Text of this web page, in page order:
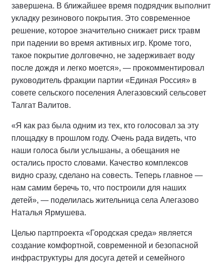
завершена. В ближайшее время подрядчик выполнит
укладку резинового покрытия. Это современное
решение, которое значительно снижает риск травм
при падении во время активных игр. Кроме того,
такое покрытие долговечно, не задерживает воду
после дождя и легко моется», — прокомментировал
руководитель фракции партии «Единая Россия» в
совете сельского поселения Алегазовский сельсовет
Талгат Валитов.
«Я как раз была одним из тех, кто голосовал за эту
площадку в прошлом году. Очень рада видеть, что
наши голоса были услышаны, а обещания не
остались просто словами. Качество комплексов
видно сразу, сделано на совесть. Теперь главное —
нам самим беречь то, что построили для наших
детей», — поделилась жительница села Алегазово
Наталья Ярмушева.
Целью партпроекта «Городская среда» является
создание комфортной, современной и безопасной
инфраструктуры для досуга детей и семейного